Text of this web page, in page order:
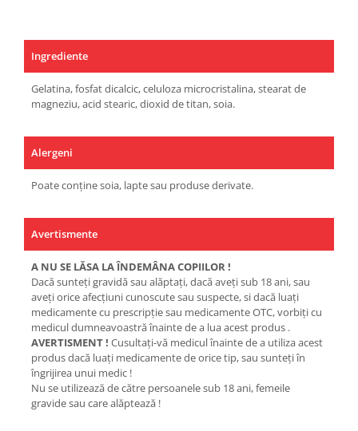
Ingrediente
Gelatina, fosfat dicalcic, celuloza microcristalina, stearat de
magneziu, acid stearic, dioxid de titan, soia.
Alergeni
Poate conține soia, lapte sau produse derivate.
Avertismente
A NU SE LĂSA LA ÎNDEMÂNA COPIILOR !
Dacă sunteţi gravidă sau alăptaţi, dacă aveţi sub 18 ani, sau
aveţi orice afecţiuni cunoscute sau suspecte, si dacă luaţi
medicamente cu prescripţie sau medicamente OTC, vorbiţi cu
medicul dumneavoastră înainte de a lua acest produs .
AVERTISMENT ! Cusultaţi-vă medicul înainte de a utiliza acest
produs dacă luaţi medicamente de orice tip, sau sunteţi în
îngrijirea unui medic !
Nu se utilizează de către persoanele sub 18 ani, femeile
gravide sau care alăptează !